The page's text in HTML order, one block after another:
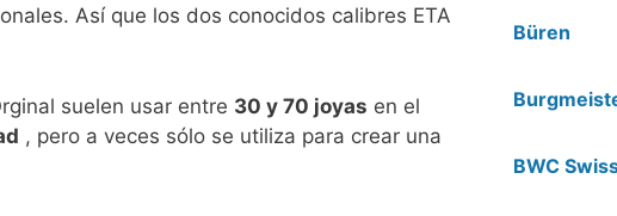
Así que los dos conocidos calibres ETA
suelen usar entre 30 y 70 joyas en el
, pero a veces sólo se utiliza para crear una
Büren
BWC